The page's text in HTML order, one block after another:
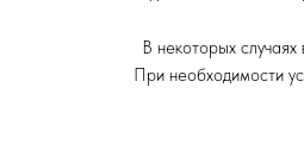
В некоторых
При необходимости